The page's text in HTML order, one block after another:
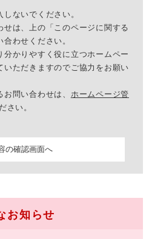
ないでください。
は、上の「このページに関する
わせください。
かりやすく役に立つホームペー
いただきますのでご協力をお願い
問い合わせは、 ホームページ管
さい。
お知らせ